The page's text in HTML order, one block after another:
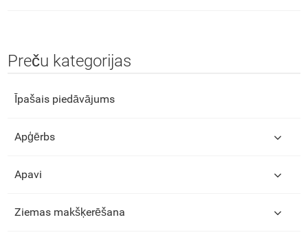
Preču kategorijas
Īpašais piedāvājums
Apģērbs
Apavi
Ziemas makšķerēšana